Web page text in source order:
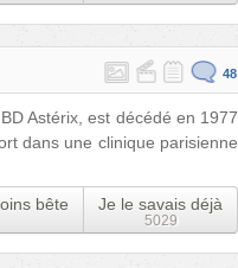
48
Astérix, est décédé en 1977
dans une clinique parisienne
bête
Je le savais déjà
5029